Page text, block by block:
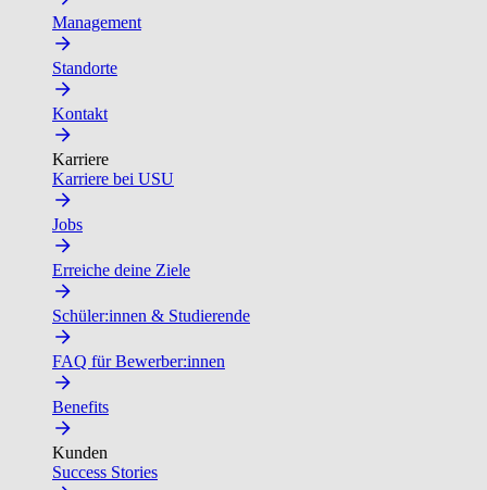
Management
Standorte
Kontakt
Karriere
Karriere bei USU
Jobs
Erreiche deine Ziele
Schüler:innen & Studierende
FAQ für Bewerber:innen
Benefits
Kunden
Success Stories